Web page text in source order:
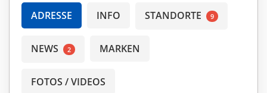
ADRESSE INFO STANDORTE 9
NEWS 2 MARKEN
FOTOS / VIDEOS